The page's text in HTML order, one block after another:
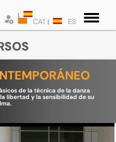
CAT ES
de la técnica de la danza
libertad y la sensibilidad de su